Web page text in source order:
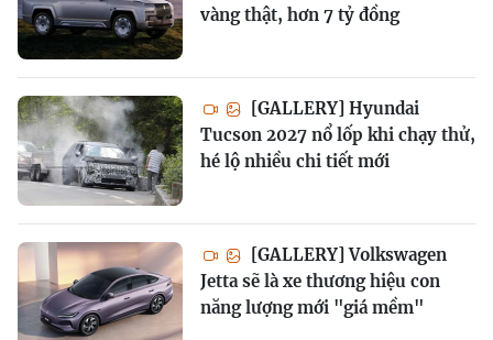
vàng thật, hơn 7 tỷ đồng
[GALLERY] Hyundai
Tucson 2027 nổ lốp khi chạy thử,
hé lộ nhiều chi tiết mới
[GALLERY] Volkswagen
Jetta sẽ là xe thương hiệu con
năng lượng mới "giá mềm"